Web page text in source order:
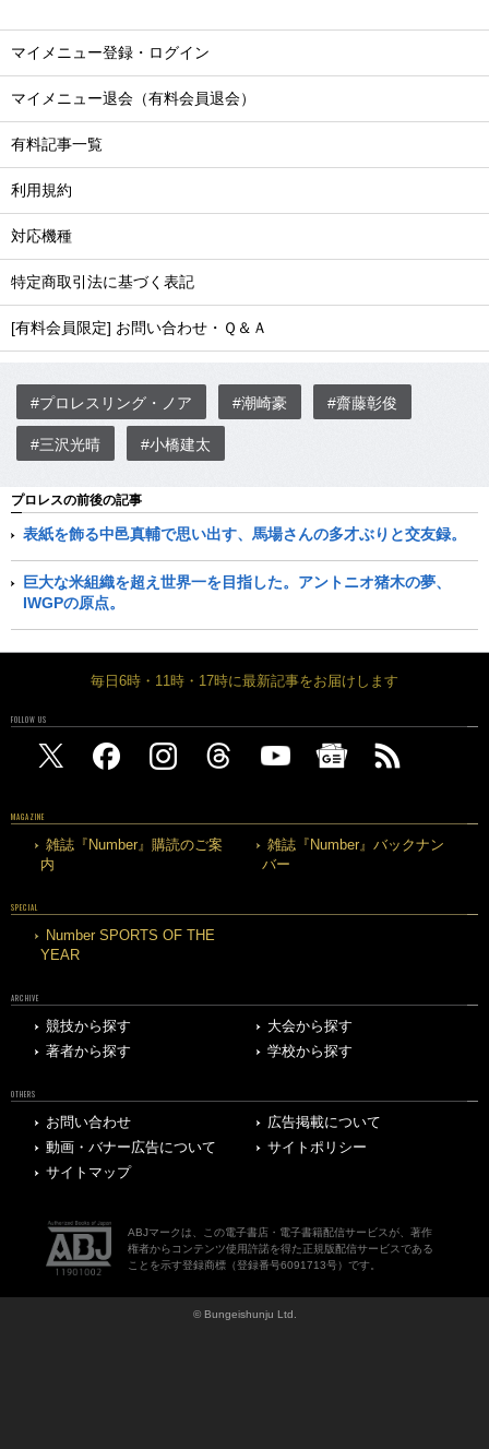
ARCHIVE
競技から探す
大会から探す
著者から探す
OTHERS
動画・バナー広告について
サイトマップ
ABJマークは、この電子書店・電子書籍配信サービスが、著作
権者からコンテンツ使用許諾を得た正規版配信サービスである
ことを示す登録商標（登録番号6091713号）です。